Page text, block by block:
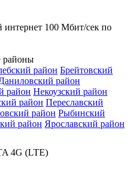
интернет 100 Мбит/сек по
районы
район Брейтовский
район
район Некоузский район
район Переславский
район Рыбинский
район Ярославский район
4G (LTE)